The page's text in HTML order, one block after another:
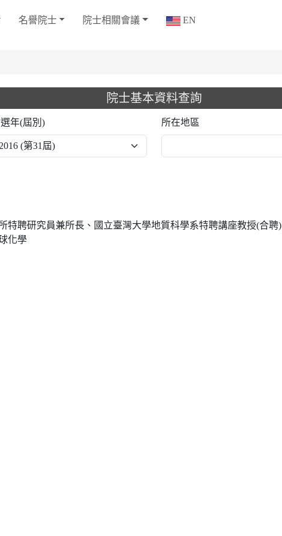
名譽院士 院士相關會議 EN
院士基本資料查詢
年(屆別) 所在地區
特聘研究員兼所長、國立臺灣大學地質科學系特聘講座教授(合聘)
化學